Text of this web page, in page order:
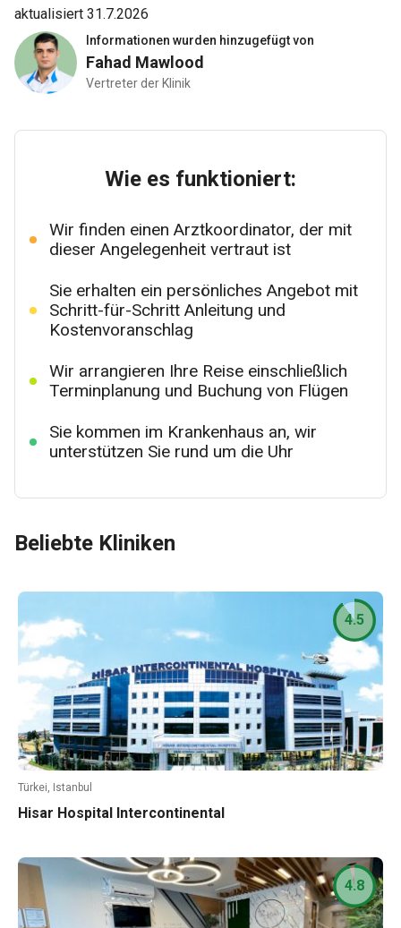
Informationen wurden hinzugefügt von
Fahad Mawlood
Vertreter der Klinik
aktualisiert 31.7.2026
Wie es funktioniert:
Wir finden einen Arztkoordinator, der mit
dieser Angelegenheit vertraut ist
Sie erhalten ein persönliches Angebot mit
Schritt-für-Schritt Anleitung und
Kostenvoranschlag
Wir arrangieren Ihre Reise einschließlich
Terminplanung und Buchung von Flügen
Sie kommen im Krankenhaus an, wir
unterstützen Sie rund um die Uhr
Beliebte Kliniken
Türkei, Istanbul
Hisar Hospital Intercontinental
4.5
4.8